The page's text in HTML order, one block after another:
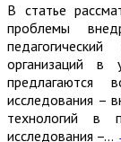
В статье
проблемы
организаций в
предлагаются
исследования –
технологий в
исследования –…